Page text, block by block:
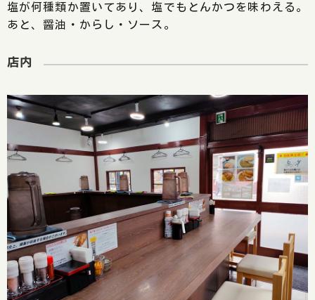
塩が何種類か置いてあり、塩でもとんかつを味わえる。
あと、醤油・からし・ソース。
店内